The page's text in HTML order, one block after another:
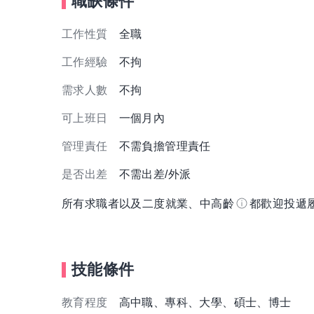
工作性質 全職
工作經驗 不拘
需求人數 不拘
可上班日 一個月內
管理責任 不需負擔管理責任
是否出差 不需出差/外派
所有求職者以及二度就業、中高齡 都歡迎投遞
技能條件
教育程度 高中職、專科、大學、碩士、博士